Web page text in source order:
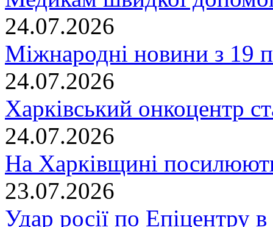
24.07.2026
Міжнародні новини з 19
24.07.2026
Харківський онкоцентр
24.07.2026
На Харківщині
23.07.2026
Удар росії по Епіцентру